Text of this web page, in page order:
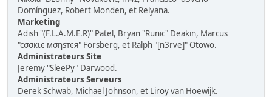
Domínguez, Robert Monden, et Relyana.
Marketing
Adish "(F.L.A.M.E.R)" Patel, Bryan "Runic" Deakin, Marcus
"cσσкιє мσηѕтєя" Forsberg, et Ralph "[n3rve]" Otowo.
Administrateurs Site
Jeremy "SleePy" Darwood.
Administrateurs Serveurs
Derek Schwab, Michael Johnson, et Liroy van Hoewijk.